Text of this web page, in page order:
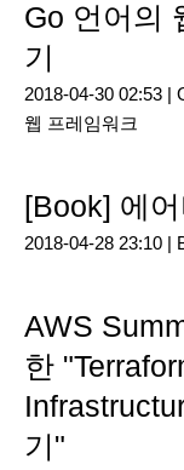
Go 언어의
기
2018-04-30 02:53 |
웹 프레임워크
[Book] 에
2018-04-28 23:10 |
AWS
한
기"